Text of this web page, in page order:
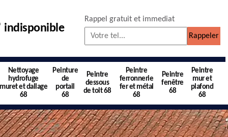
indisponible
Rappel gratuit et immediat
Nettoyage
hydrofuge
muret et dallage
68
Peinture
de
portail
68
Peintre
dessous
de toit 68
Peintre
ferronnerie
fer et métal
68
Peintre
fenêtre
68
Peintre
mur et
plafond
68